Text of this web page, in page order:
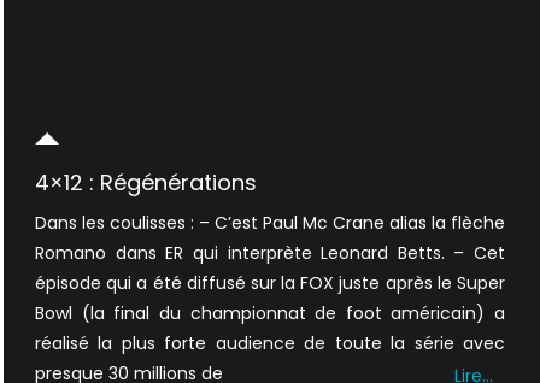
4×12 : Régénérations
Dans les coulisses : – C’est Paul Mc Crane alias la flèche
Romano dans ER qui interprète Leonard Betts. – Cet
épisode qui a été diffusé sur la FOX juste après le Super
Bowl (la final du championnat de foot américain) a
réalisé la plus forte audience de toute la série avec
presque 30 millions de
Lire…